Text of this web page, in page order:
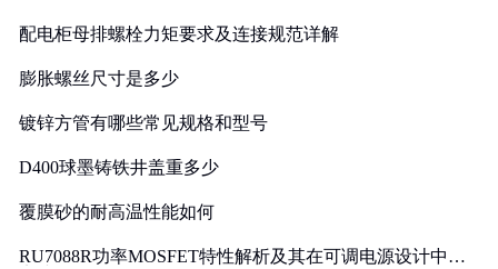
配电柜母排螺栓力矩要求及连接规范详解
膨胀螺丝尺寸是多少
镀锌方管有哪些常见规格和型号
D400球墨铸铁井盖重多少
覆膜砂的耐高温性能如何
RU7088R功率MOSFET特性解析及其在可调电源设计中的